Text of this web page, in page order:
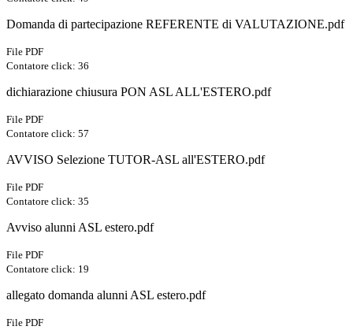
Domanda di partecipazione REFERENTE di VALUTAZIONE.pdf
File PDF
Contatore click: 36
dichiarazione chiusura PON ASL ALL'ESTERO.pdf
File PDF
Contatore click: 57
AVVISO Selezione TUTOR-ASL all'ESTERO.pdf
File PDF
Contatore click: 35
Avviso alunni ASL estero.pdf
File PDF
Contatore click: 19
allegato domanda alunni ASL estero.pdf
File PDF